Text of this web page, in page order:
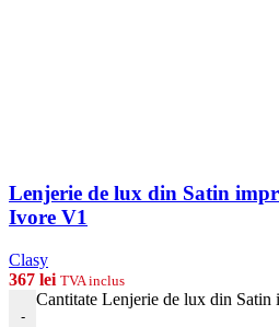
Lenjerie de lux din Satin
Ivore V1
Clasy
367 lei TVA inclus
-
Cantitate Lenjerie de lux din